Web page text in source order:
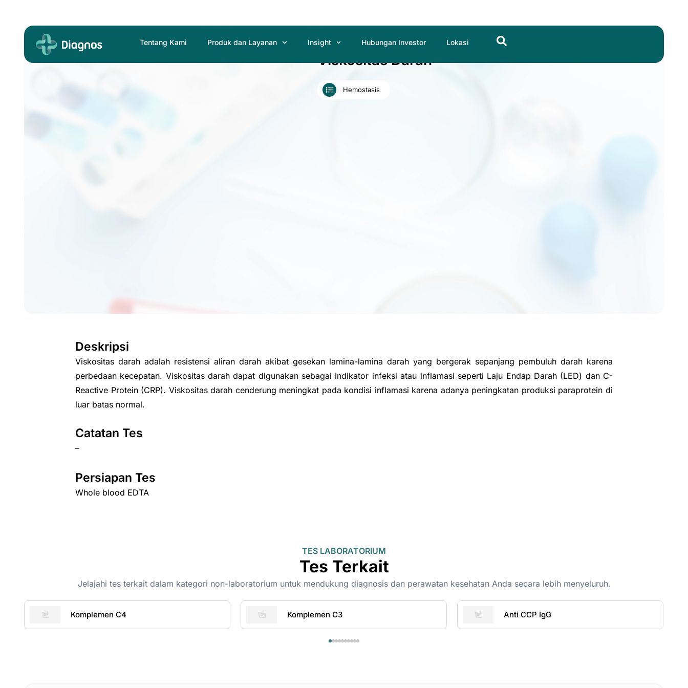
content
Tentang Kami Produk dan Layanan Insight Hubungan Investor Lokasi
Viskositas Darah
Hemostasis
Deskripsi
Viskositas darah adalah resistensi aliran darah akibat gesekan lamina-lamina darah yang bergerak sepanjang pembuluh darah karena
perbedaan kecepatan. Viskositas darah dapat digunakan sebagai indikator infeksi atau inflamasi seperti Laju Endap Darah (LED) dan C-
Reactive Protein (CRP). Viskositas darah cenderung meningkat pada kondisi inflamasi karena adanya peningkatan produksi paraprotein di
luar batas normal.
Catatan Tes
–
Persiapan Tes
Whole blood EDTA
TES LABORATORIUM
Tes Terkait
Jelajahi tes terkait dalam kategori non-laboratorium untuk mendukung diagnosis dan perawatan kesehatan Anda secara lebih menyeluruh.
Komplemen C4 Komplemen C3 Anti CCP IgG